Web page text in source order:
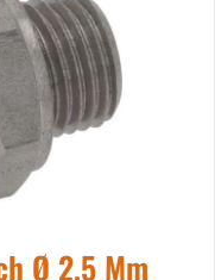
Ø 2,5 Mm